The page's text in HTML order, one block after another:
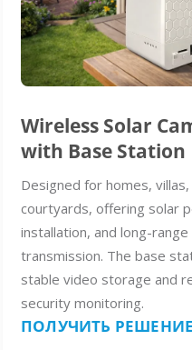
Wireless Solar
with Base Station
Designed for homes, villas,
courtyards, offering solar
installation, and long-
transmission. The base
stable video storage and
security monitoring.
ПОЛУЧИТЬ РЕШЕНИЕ